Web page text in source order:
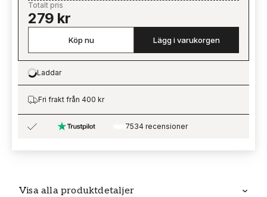
Visa alla produktdetaljer
Totalt pris
279 kr
Köp nu Lägg i varukorgen
Loading…
Laddar
Fri frakt från 400 kr
7534 recensioner